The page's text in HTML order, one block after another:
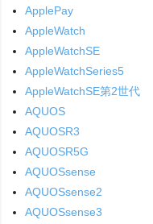
ApplePay
AppleWatch
AppleWatchSE
AppleWatchSeries5
AppleWatchSE第2世代
AQUOS
AQUOSR3
AQUOSR5G
AQUOSsense
AQUOSsense2
AQUOSsense3